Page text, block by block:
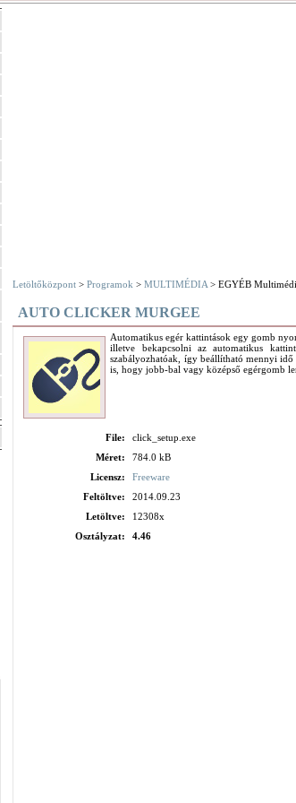
Letöltőközpont > Programok > MULTIMÉDIA > EGYÉB
AUTO CLICKER MURGEE
Automatikus egér kattintások egy gomb
illetve bekapcsolni az automatikus
szabályozhatóak, így beállítható mennyi
is, hogy jobb-bal vagy középső egérgomb
File:
click_setup.exe
Méret:
784.0 kB
Licensz:
Freeware
Feltöltve:
2014.09.23
Letöltve:
12308x
Osztályzat:
4.46